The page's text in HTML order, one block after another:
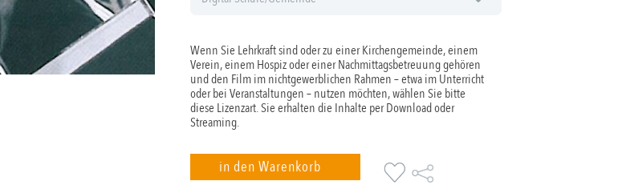
Wenn Sie Lehrkraft sind oder zu einer Kirchengemeinde, einem
Verein, einem Hospiz oder einer Nachmittagsbetreuung gehören
und den Film im nichtgewerblichen Rahmen – etwa im Unterricht
oder bei Veranstaltungen – nutzen möchten, wählen Sie bitte
diese Lizenzart. Sie erhalten die Inhalte per Download oder
Streaming.
in den Warenkorb